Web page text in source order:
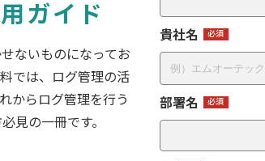
ガイド
ないものになってお
では、ログ管理の活
からログ管理を行う
見の一冊です。
貴社名
部署名